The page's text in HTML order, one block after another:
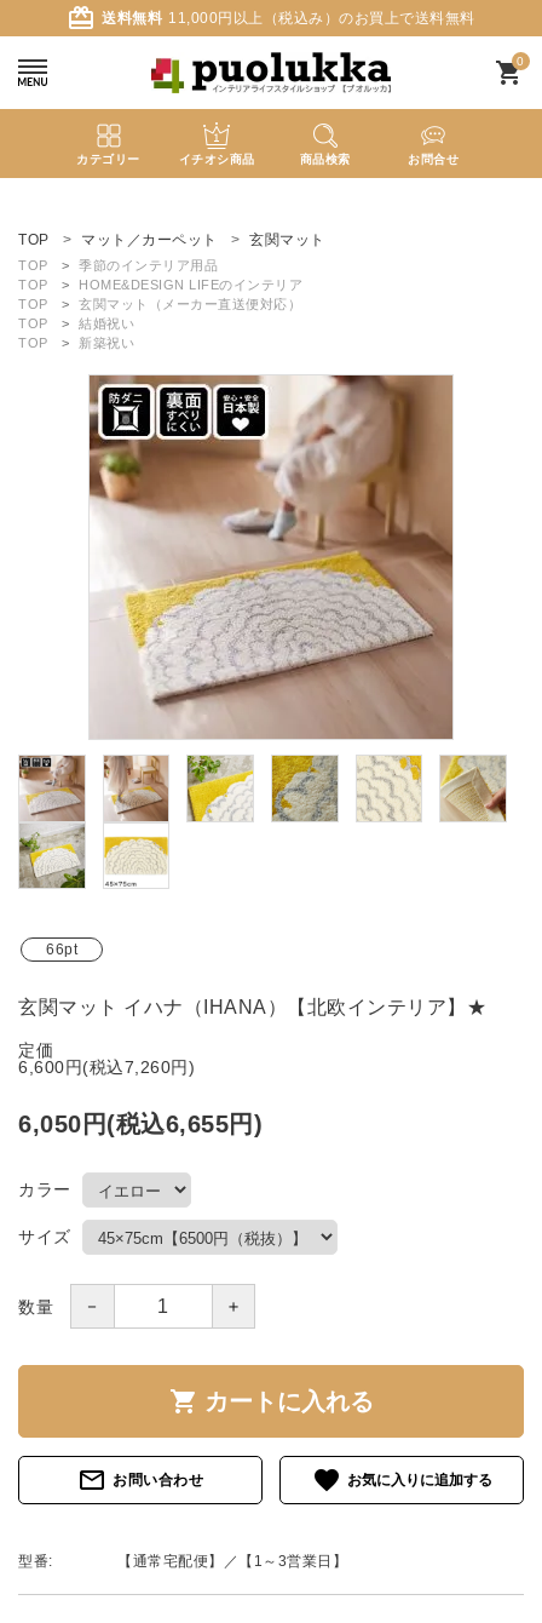
card_giftcard 送料無料 11,000円以上（税込み）のお買上で送料無料
0
shopping_cart
カテゴリー イチオシ商品 商品検索 お問合せ
ようこそ ゲスト 様
meeting_room ログイン person 新規会員登録
search
新着商品
TOP マット／カーペット 玄関マット
TOP
季節のインテリア用品
TOP
HOME&DESIGN LIFEのインテリア
TOP
玄関マット（メーカー直送便対応）
TOP
結婚祝い
TOP
新築祝い
66pt
玄関マット イハナ（IHANA）【北欧インテリア】★
定価
6,600円(税込7,260円)
6,050円(税込6,655円)
カラー
サイズ
数量 － ＋
shopping_cart カートに入れる
mail_outline お問い合わせ favorite
型番: 【通常宅配便】／【1～3営業日】